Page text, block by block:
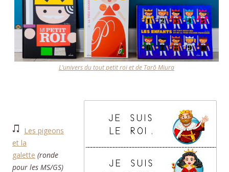
L’univers du tout petit roi et de Tarō Miura
Les pigeons
et la
galette (ronde
pour les MS/GS)